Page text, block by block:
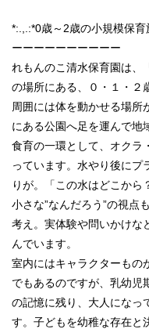
*:.,.:*0歳～2歳の小規模保育
ーーーーーーーーーー
れもんのこ清水保育園は、
の場所にある、０・１・２
周囲には体を動かせる場所
にある公園へ足を運んで地
食育の一環として、オクラ
っています。水やり後にプ
りが。「この水はどこか
小さな”なんだろう”の視点
考え。実体験や問いかけな
んでいます。
室内にはキャラクターもの
でもあるのですが、乳幼児
の記憶に残り、大人になっ
す。子どもを幼稚な存在と